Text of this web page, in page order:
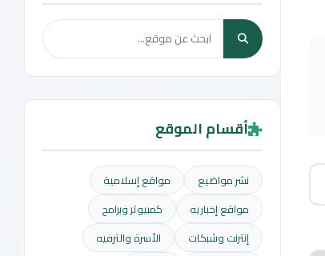
أقسام الموقع
نشر مواضيع
مواقع إسلامية
مواقع إخباريه
كمبيوتر وبرامج
إنترنت وشبكات
الأسرة والترفيه